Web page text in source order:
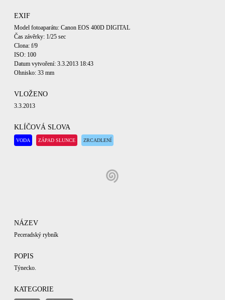
EXIF
Model fotoaparátu: Canon EOS 400D DIGITAL
Čas závěrky: 1/25 sec
Clona: f/9
ISO: 100
Datum vytvoření: 3.3.2013 18:43
Ohnisko: 33 mm
VLOŽENO
3.3.2013
KLÍČOVÁ SLOVA
VODA ZÁPAD SLUNCE ZRCADLENÍ
NÁZEV
Peceradský rybník
POPIS
Týnecko.
KATEGORIE